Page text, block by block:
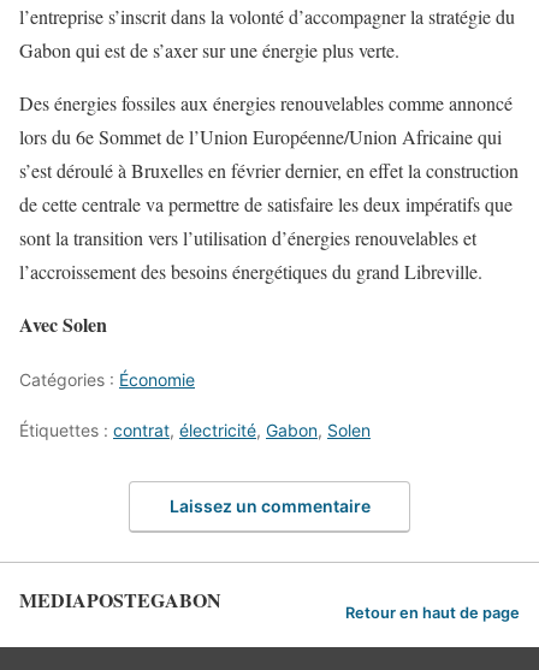
l’entreprise s’inscrit dans la volonté d’accompagner la stratégie du
Gabon qui est de s’axer sur une énergie plus verte.
Des énergies fossiles aux énergies renouvelables comme annoncé
lors du 6e Sommet de l’Union Européenne/Union Africaine qui
s’est déroulé à Bruxelles en février dernier, en effet la construction
de cette centrale va permettre de satisfaire les deux impératifs que
sont la transition vers l’utilisation d’énergies renouvelables et
l’accroissement des besoins énergétiques du grand Libreville.
Avec Solen
Catégories : Économie
Étiquettes : contrat, électricité, Gabon, Solen
Laissez un commentaire
MEDIAPOSTEGABON Retour en haut de page